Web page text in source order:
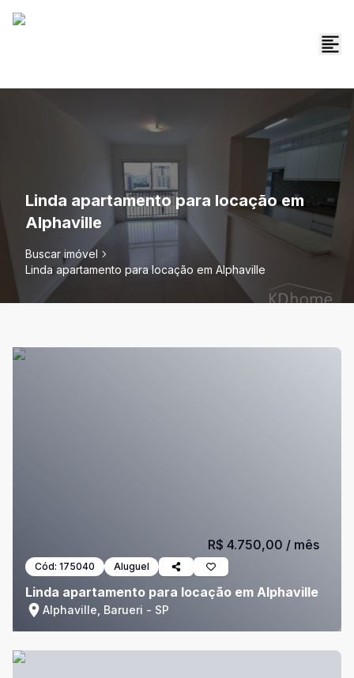
Linda apartamento para locação em
Alphaville
Buscar imóvel
Linda apartamento para locação em Alphaville
Cód: 175040 Aluguel
Linda apartamento para locação em Alphaville
Alphaville, Barueri - SP
R$ 4.750,00 / mês